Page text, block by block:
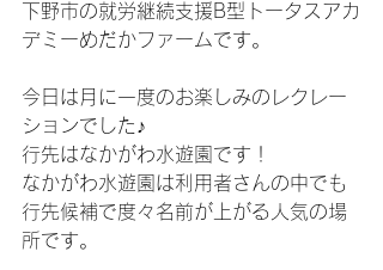
下野市の就労継続支援B型トータスアカ
デミーめだかファームです。
今日は月に一度のお楽しみのレクレー
ションでした♪
行先はなかがわ水遊園です！
なかがわ水遊園は利用者さんの中でも
行先候補で度々名前が上がる人気の場
所です。